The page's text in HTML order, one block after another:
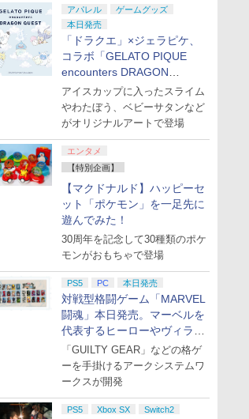
アパレル
ゲームグッズ
本日発売
「ドラクエ」×ジェラピケ、
コラボ「GELATO PIQUE
encounters DRAGON
QUEST」第2弾が本日発売
アイスカップに入ったスライム
やわたぼう、ベビーサタンなど
がオリジナルアートで登場
エンタメ
【特別企画】
【マクドナルド】ハッピーセ
ット「ポケモン」を一足先に
遊んでみた！
30周年を記念して30種類のポケ
モンがおもちゃで登場
PS5 PC 本日発売
対戦型格闘ゲーム「MARVEL
闘魂」本日発売。マーベルを
代表するヒーローやヴィラン
たちが登場
「GUILTY GEAR」などの格ゲ
ーを手掛けるアークシステムワ
ークスが開発
PS5 Xbox SX
Switch2